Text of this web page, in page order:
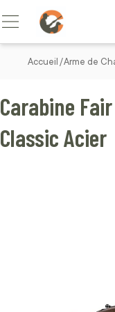
Allez au contenu
Basculer la navigation
Accueil Arme de
Carabine
Classic Acier